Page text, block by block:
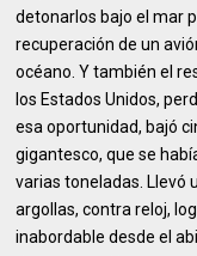
detonarlos bajo el mar
recuperación de un
océano. Y también el
los Estados Unidos,
esa oportunidad, bajó
gigantesco, que se
varias toneladas. Llevó
argollas, contra reloj,
inabordable desde el